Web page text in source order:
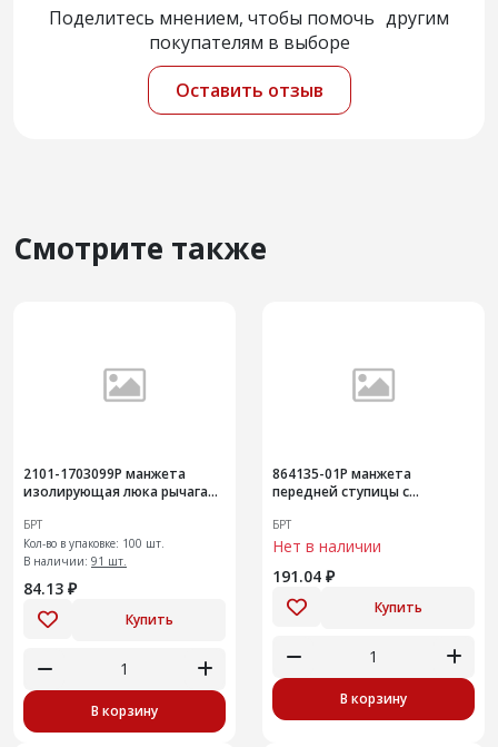
Поделитесь мнением, чтобы помочь другим
покупателям в выборе
Оставить отзыв
Смотрите также
2101-1703099Р манжета
изолирующая люка рычага
БРТ
Кол-во в упаковке: 100 шт.
В наличии: 91 шт.
84.13 ₽
Купить
В корзину
864135-01Р манжета
передней ступицы с
БРТ
Нет в наличии
191.04 ₽
Купить
В корзину